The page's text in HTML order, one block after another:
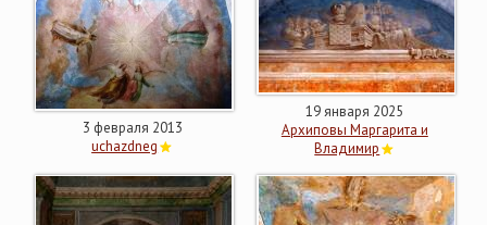
3 февраля 2013
uchazdneg
19 января 2025
Архиповы Маргарита и
Владимир